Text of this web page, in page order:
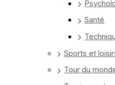
Santé
Sports et
Tour du